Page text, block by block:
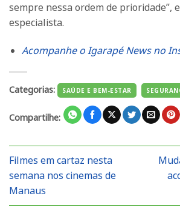
sempre nessa ordem de prioridade”,
especialista.
Acompanhe o Igarapé News no
Categorias: SAÚDE E BEM-ESTAR
Compartilhe:
Filmes em cartaz nesta
semana nos cinemas de
Manaus